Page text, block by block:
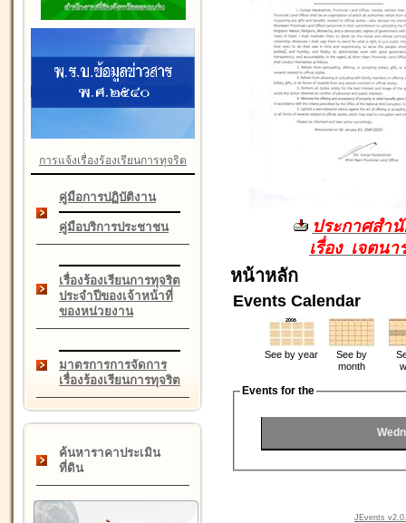
การแจ้งเรื่องร้องเรียนการทุจริต
คู่มือการปฏิบัติงาน
คู่มือบริการประชาชน
เรื่องร้องเรียนการทุจริต
ประจำปีของเจ้าหน้าที่
ของหน่วยงาน
มาตรการการจัดการ
เรื่องร้องเรียนการทุจริต
ค้นหาราคาประเมิน
ที่ดิน
ประกาศสำ
เรื่อง เจตน
หน้าหลัก
Events Calendar
See by year
See by
month
Events for the
JEvents